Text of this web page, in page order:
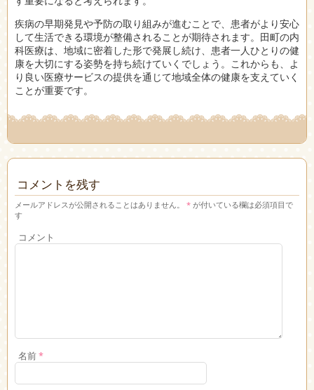
疾病の早期発見や予防の取り組みが進むことで、患者がより安心
して生活できる環境が整備されることが期待されます。田町の内
科医療は、地域に密着した形で発展し続け、患者一人ひとりの健
康を大切にする姿勢を持ち続けていくでしょう。これからも、よ
り良い医療サービスの提供を通じて地域全体の健康を支えていく
ことが重要です。
コメントを残す
メールアドレスが公開されることはありません。 * が付いている欄は必須項目で
す
コメント
名前*